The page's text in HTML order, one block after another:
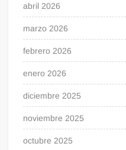
abril 2026
marzo 2026
febrero 2026
enero 2026
diciembre 2025
noviembre 2025
octubre 2025